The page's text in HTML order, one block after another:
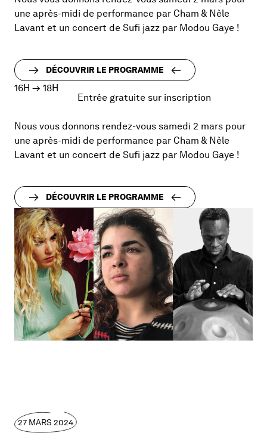
une après-midi de performance par Cham & Nèle
Lavant et un concert de Sufi jazz par Modou Gaye !
DÉCOUVRIR LE PROGRAMME
16H → 18H
Entrée gratuite sur inscription
Nous vous donnons rendez-vous samedi 2 mars pour
une après-midi de performance par Cham & Nèle
Lavant et un concert de Sufi jazz par Modou Gaye !
DÉCOUVRIR LE PROGRAMME
27 MARS 2024